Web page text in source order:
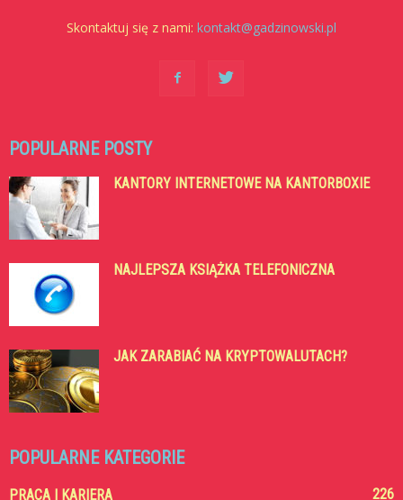
Skontaktuj się z nami: kontakt@gadzinowski.pl
POPULARNE POSTY
KANTORY INTERNETOWE NA KANTORBOXIE
NAJLEPSZA KSIĄŻKA TELEFONICZNA
JAK ZARABIAĆ NA KRYPTOWALUTACH?
POPULARNE KATEGORIE
PRACA I KARIERA 226